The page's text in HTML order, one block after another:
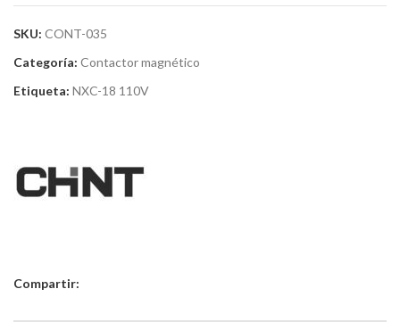
SKU: CONT-035
Categoría: Contactor magnético
Etiqueta: NXC-18 110V
Compartir: